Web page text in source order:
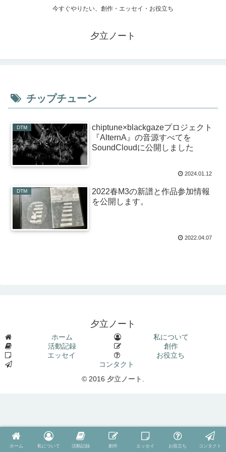
今すぐやりたい、創作・エッセイ・お役立ち
夕立ノート
チップチューン
DTM
chiptune×blackgazeプロジェクト
『AlternA』の音源すべてを
SoundCloudに公開しました
2024.01.12
DTM
2022春M3の新譜と作品参加情報
を公開します。
2022.04.07
夕立ノート
ホーム
私について
活動記録
創作
エッセイ
お役立ち
コンタクト
© 2016 夕立ノート.
ホーム 私について 活動記録 創作 エッセイ お役立ち コンタクト